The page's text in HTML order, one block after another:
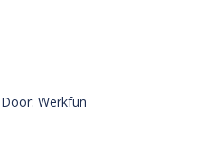
Door: Werkfun